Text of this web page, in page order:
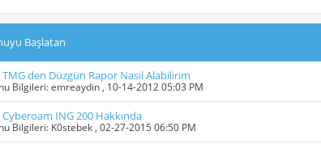
Başlatan
TMG den Düzgün Rapor Nasıl Alabilirim
Bilgileri:emreaydin , 10-14-2012 05:03 PM
Cyberoam ING 200 Hakkında
Bilgileri: K0stebek , 02-27-2015 06:50 PM